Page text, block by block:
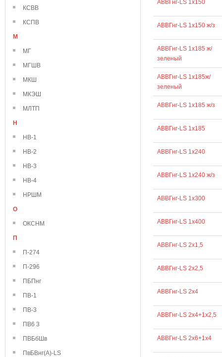
КСВВ
КСПВ
М
МГ
МГШВ
МКШ
МКЭШ
МЛТП
Н
НВ-1
НВ-2
НВ-3
НВ-4
НРШМ
О
ОКСНМ
П
П-274
П-296
ПБПнг
ПВ-1
ПВ-3
ПВ6 3
ПВБбШв
ПвБВнг(А)-LS
АВВГнг-LS 1х150
АВВГнг-LS 1х150 ж/з
АВВГнг-LS 1х185 ж/
зеленый
АВВГнг-LS 1х185ж/
зеленый
АВВГнг-LS 1х185 ж/з
АВВГнг-LS 1х185
АВВГнг-LS 1х240
АВВГнг-LS 1х240 ж/з
АВВГнг-LS 1х300
АВВГнг-LS 1х400
АВВГнг-LS 2х1,5
АВВГнг-LS 2х2,5
АВВГнг-LS 2х4
АВВГнг-LS 2х4+1х2,5
АВВГнг-LS 2х6+1х4